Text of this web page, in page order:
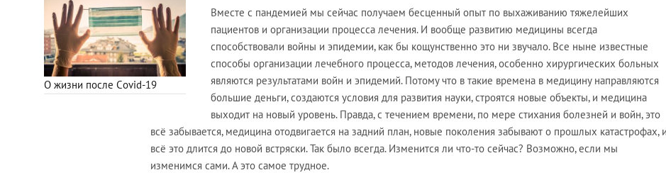
О жизни после Сovid-19
Вместе с пандемией мы сейчас получаем бесценный опыт по выхаживанию тяжелейших
пациентов и организации процесса лечения. И вообще развитию медицины всегда
способствовали войны и эпидемии, как бы кощунственно это ни звучало. Все ныне известные
способы организации лечебного процесса, методов лечения, особенно хирургических больных
являются результатами войн и эпидемий. Потому что в такие времена в медицину направляются
большие деньги, создаются условия для развития науки, строятся новые объекты, и медицина
выходит на новый уровень. Правда, с течением времени, по мере стихания болезней и войн, это
всё забывается, медицина отодвигается на задний план, новые поколения забывают о прошлых катастрофах, и
всё это длится до новой встряски. Так было всегда. Изменится ли что-то сейчас? Возможно, если мы
изменимся сами. А это самое трудное.